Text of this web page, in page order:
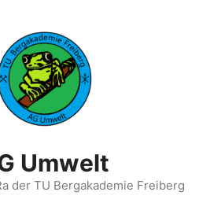
Umwelt
der TU Bergakademie Freiberg